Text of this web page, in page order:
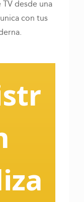
desde una
con tus